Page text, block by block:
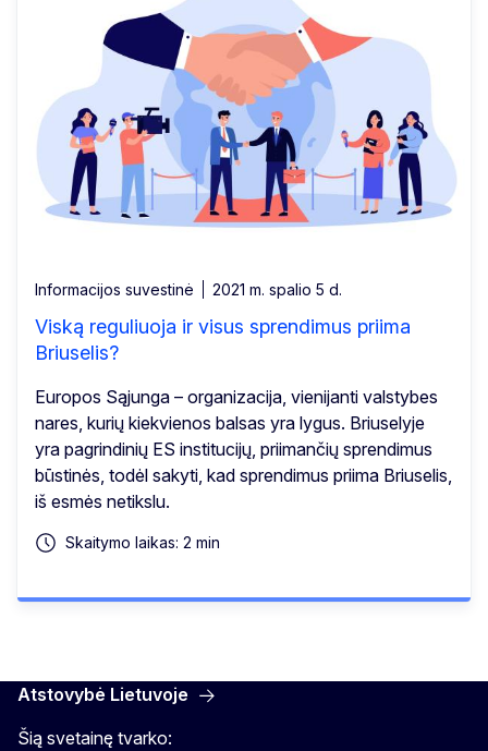
Informacijos suvestinė 2021 m. spalio 5 d.
Viską reguliuoja ir visus sprendimus priima
Briuselis?
Europos Sąjunga – organizacija, vienijanti valstybes
nares, kurių kiekvienos balsas yra lygus. Briuselyje
yra pagrindinių ES institucijų, priimančių sprendimus
būstinės, todėl sakyti, kad sprendimus priima Briuselis,
iš esmės netikslu.
Skaitymo laikas: 2 min
Atstovybė Lietuvoje
Šią svetainę tvarko: